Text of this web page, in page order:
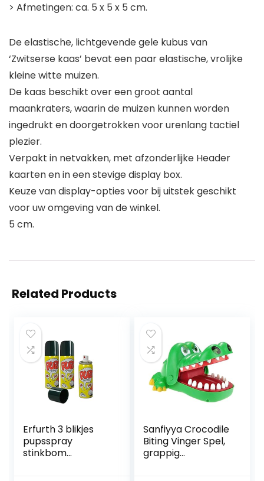
> Afmetingen: ca. 5 x 5 x 5 cm.
De elastische, lichtgevende gele kubus van
‘Zwitserse kaas’ bevat een paar elastische, vrolijke
kleine witte muizen.
De kaas beschikt over een groot aantal
maankraters, waarin de muizen kunnen worden
ingedrukt en doorgetrokken voor urenlang tactiel
plezier.
Verpakt in netvakken, met afzonderlijke Header
kaarten en in een stevige display box.
Keuze van display-opties voor bij uitstek geschikt
voor uw omgeving van de winkel.
5 cm.
Related Products
Erfurth 3 blikjes
pupsspray
stinkbom
Sanfiyya Crocodile
Biting Vinger Spel,
grappig